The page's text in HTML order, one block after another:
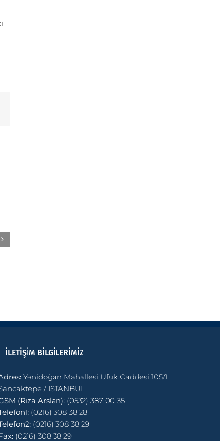
İLETİŞİM BİLGİLERİMİZ
Yenidoğan Mahallesi Ufuk Caddesi 105/1
/ ISTANBUL
(Rıza Arslan): (0532) 387 00 35
(0216) 308 38 28
(0216) 308 38 29
(0216) 308 38 29